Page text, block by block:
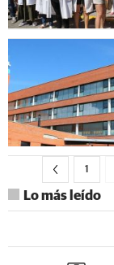
1
Lo más leído